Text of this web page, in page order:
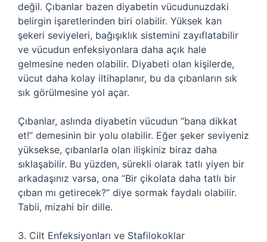
değil. Çıbanlar bazen diyabetin vücudunuzdaki
belirgin işaretlerinden biri olabilir. Yüksek kan
şekeri seviyeleri, bağışıklık sistemini zayıflatabilir
ve vücudun enfeksiyonlara daha açık hale
gelmesine neden olabilir. Diyabeti olan kişilerde,
vücut daha kolay iltihaplanır, bu da çıbanların sık
sık görülmesine yol açar.
Çıbanlar, aslında diyabetin vücudun “bana dikkat
et!” demesinin bir yolu olabilir. Eğer şeker seviyeniz
yüksekse, çıbanlarla olan ilişkiniz biraz daha
sıklaşabilir. Bu yüzden, sürekli olarak tatlı yiyen bir
arkadaşınız varsa, ona “Bir çikolata daha tatlı bir
çıban mı getirecek?” diye sormak faydalı olabilir.
Tabii, mizahi bir dille.
3. Cilt Enfeksiyonları ve Stafilokoklar